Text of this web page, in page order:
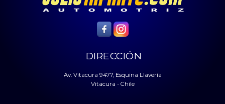
DIRECCIÓN
Av. Vitacura 9477, Esquina Llavería
Vitacura - Chile